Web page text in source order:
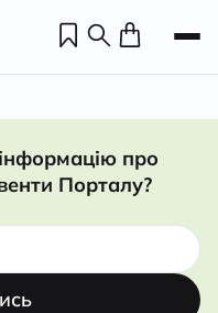
про
Порталу?